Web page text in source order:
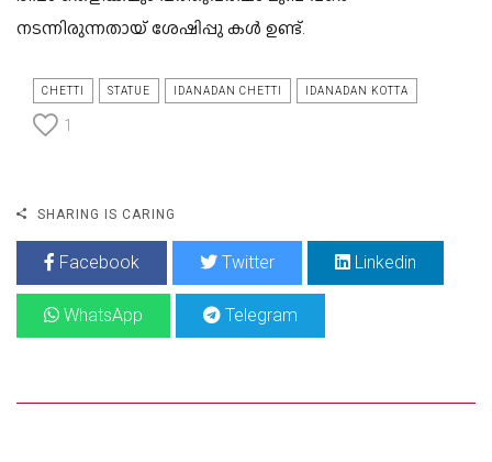
നടന്നിരുന്നതായ് ശേഷിപ്പു കൾ ഉണ്ട്.
CHETTI STATUE IDANADAN CHETTI IDANADAN KOTTA
1
SHARING IS CARING
Facebook Twitter Linkedin
WhatsApp Telegram